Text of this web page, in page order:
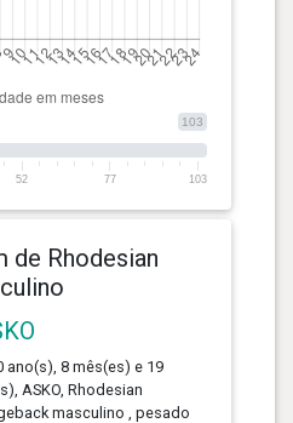
103
52 77 103
de Rhodesian
ano(s), 8 mês(es) e 19
ASKO, Rhodesian
masculino , pesado